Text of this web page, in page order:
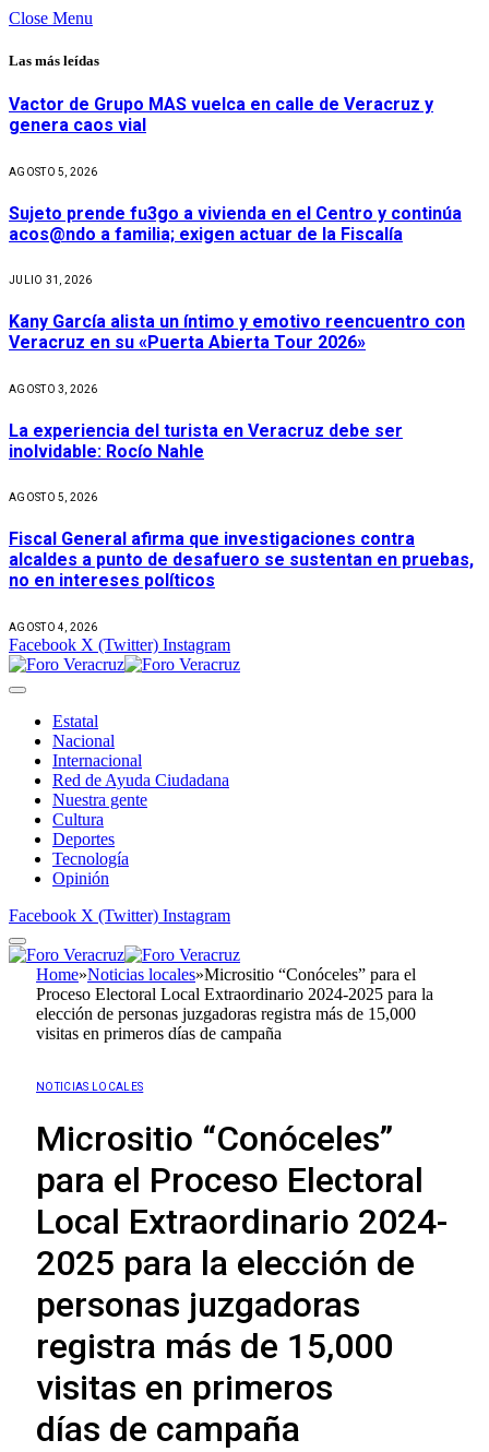
Close Menu
Las más leídas
Vactor de Grupo MAS vuelca en calle de Veracruz y
genera caos vial
AGOSTO 5, 2026
Sujeto prende fu3go a vivienda en el Centro y continúa
acos@ndo a familia; exigen actuar de la Fiscalía
JULIO 31, 2026
Kany García alista un íntimo y emotivo reencuentro con
Veracruz en su «Puerta Abierta Tour 2026»
AGOSTO 3, 2026
La experiencia del turista en Veracruz debe ser
inolvidable: Rocío Nahle
AGOSTO 5, 2026
Fiscal General afirma que investigaciones contra
alcaldes a punto de desafuero se sustentan en pruebas,
no en intereses políticos
AGOSTO 4, 2026
Facebook X (Twitter) Instagram
Estatal
Nacional
Internacional
Red de Ayuda Ciudadana
Nuestra gente
Cultura
Deportes
Tecnología
Opinión
Facebook X (Twitter) Instagram
Home»Noticias locales»Micrositio “Conóceles” para el
Proceso Electoral Local Extraordinario 2024-2025 para la
elección de personas juzgadoras registra más de 15,000
visitas en primeros días de campaña
NOTICIAS LOCALES
Micrositio “Conóceles”
para el Proceso Electoral
Local Extraordinario 2024-
2025 para la elección de
personas juzgadoras
registra más de 15,000
visitas en primeros
días de campaña